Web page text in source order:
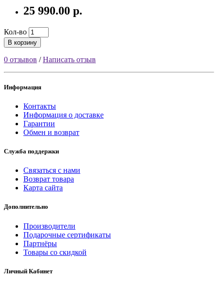
25 990.00 р.
Кол-во
В корзину
0 отзывов /Написать отзыв
Информация
Контакты
Информация о доставке
Гарантии
Обмен и возврат
Служба поддержки
Связаться с нами
Возврат товара
Карта сайта
Дополнительно
Производители
Подарочные сертификаты
Партнёры
Товары со скидкой
Личный Кабинет